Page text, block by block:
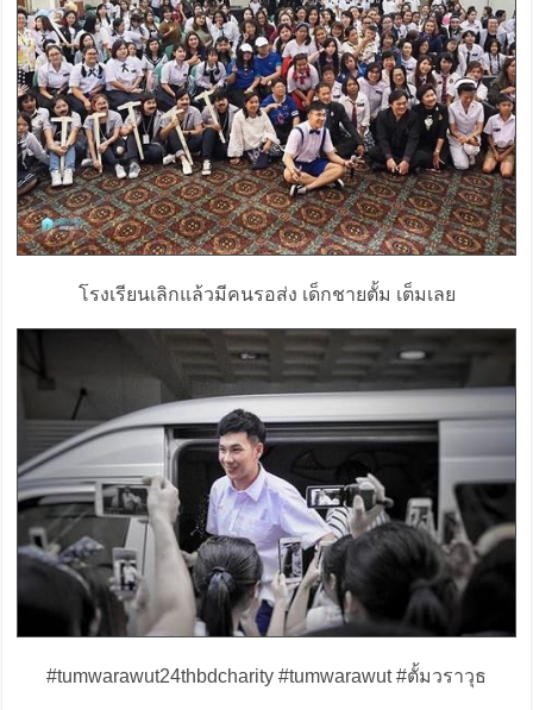
โรงเรียนเลิกแล้วมีคนรอส่ง เด็กชายตั้ม เต็มเลย
#tumwarawut24thbdcharity #tumwarawut #ตั้มวราวุธ